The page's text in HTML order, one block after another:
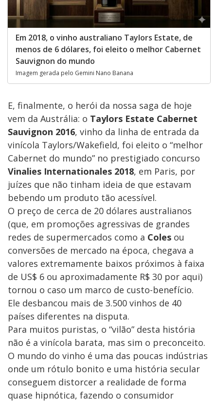
Em 2018, o vinho australiano Taylors Estate, de
menos de 6 dólares, foi eleito o melhor Cabernet
Sauvignon do mundo
Imagem gerada pelo Gemini Nano Banana
E, finalmente, o herói da nossa saga de hoje
vem da Austrália: o Taylors Estate Cabernet
Sauvignon 2016, vinho da linha de entrada da
vinícola Taylors/Wakefield, foi eleito o “melhor
Cabernet do mundo” no prestigiado concurso
Vinalies Internationales 2018, em Paris, por
juízes que não tinham ideia de que estavam
bebendo um produto tão acessível.
O preço de cerca de 20 dólares australianos
(que, em promoções agressivas de grandes
redes de supermercados como a Coles ou
conversões de mercado na época, chegava a
valores extremamente baixos próximos à faixa
de US$ 6 ou aproximadamente R$ 30 por aqui)
tornou o caso um marco de custo-benefício.
Ele desbancou mais de 3.500 vinhos de 40
países diferentes na disputa.
Para muitos puristas, o “vilão” desta história
não é a vinícola barata, mas sim o preconceito.
O mundo do vinho é uma das poucas indústrias
onde um rótulo bonito e uma história secular
conseguem distorcer a realidade de forma
quase hipnótica, fazendo o consumidor